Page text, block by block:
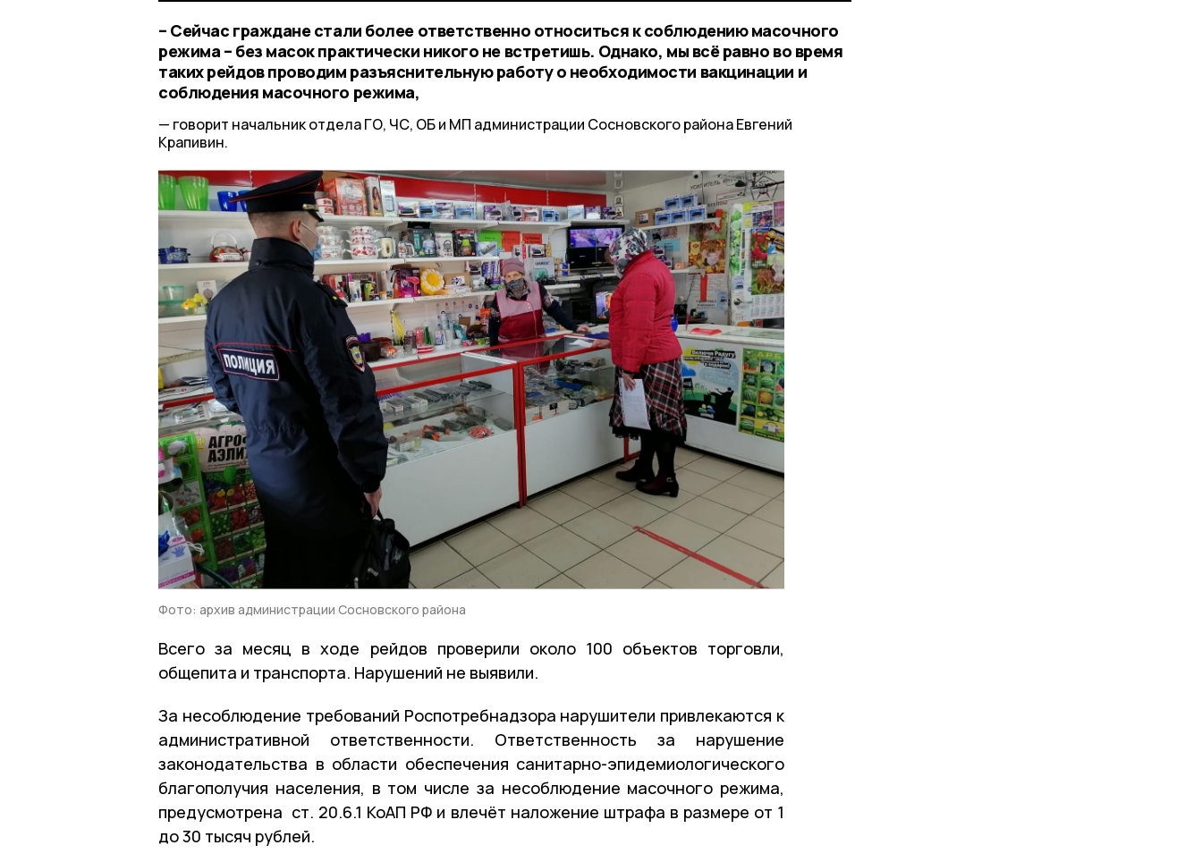
– Сейчас граждане стали более ответственно относиться к соблюдению масочного
режима – без масок практически никого не встретишь. Однако, мы всё равно во время
таких рейдов проводим разъяснительную работу о необходимости вакцинации и
соблюдения масочного режима,
говорит начальник отдела ГО, ЧС, ОБ и МП администрации Сосновского района Евгений
Крапивин.
Фото: архив администрации Сосновского района
Всего за месяц в ходе рейдов проверили около 100 объектов торговли,
общепита и транспорта. Нарушений не выявили.
За несоблюдение требований Роспотребнадзора нарушители привлекаются к
административной ответственности. Ответственность за нарушение
законодательства в области обеспечения санитарно-эпидемиологического
благополучия населения, в том числе за несоблюдение масочного режима,
предусмотрена ст. 20.6.1 КоАП РФ и влечёт наложение штрафа в размере от 1
до 30 тысяч рублей.